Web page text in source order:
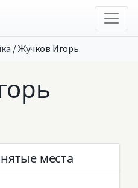
/Жучков Игорь
места